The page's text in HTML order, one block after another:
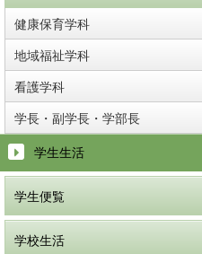
健康保育学科
地域福祉学科
看護学科
学長・副学長・学部長
学生生活
学生便覧
学校生活